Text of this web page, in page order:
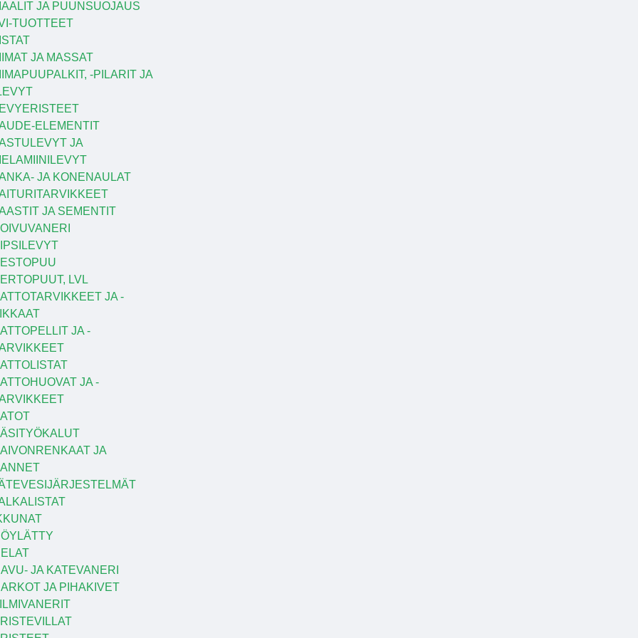
JA PUUNSUOJAUS
TUOTTEET
JA MASSAT
-PILARIT JA
ELEMENTIT
JA
JA KONENAULAT
JA SEMENTIT
LVL
JA -
JA -
JA -
JA
JA KATEVANERI
JA PIHAKIVET